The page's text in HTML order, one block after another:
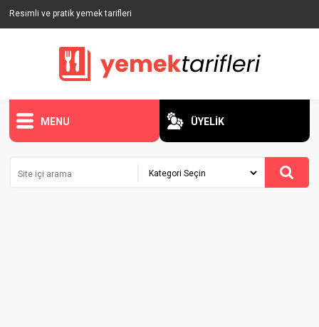
Resimli ve pratik yemek tarifleri
MENU ÜYELİK